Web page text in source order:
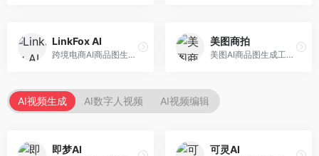
LinkFox AI
跨境电商AI商品图生成工具。面向跨境电商卖家，支持多语言商品图生成、模特替换、场景优化等服务，适配海外电商平台需求。
美图商拍
美图AI商品图生成工具，整合美图生态。面向电商卖家，提供商品图美化、模特替换、场景生成等服务，移动端操作便捷。
AI视频生成 AI数字人视频 AI视频编辑
即梦AI 可灵AI